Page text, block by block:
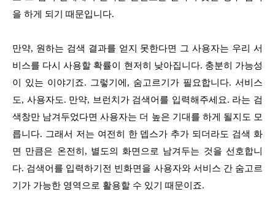
을 하게 되기 때문입니다.
만약, 원하는 검색 결과를 얻지 못한다면 그 사용자는 우리 서
비스를 다시 사용할 확률이 현저히 낮아집니다. 충분히 가능성
이 있는 이야기죠. 그렇기에, 숨고르기가 필요합니다. 서비스
도, 사용자도. 만약, 브런치가 검색어를 입력해주세요. 라는 검
색창만 남겨두었다면 사용자는 더 높은 기대를 하게 될지도 모
릅니다. 그래서 저는 여전히 한 뎁스가 추가 되더라도 검색 화
면 만큼은 온전히, 별도의 화면으로 남겨두는 것을 선호합니
다. 검색어를 입력하기전 빈화면을 사용자와 서비스 간 숨고르
기가 가능한 영역으로 활용할 수 있기 때문이죠.